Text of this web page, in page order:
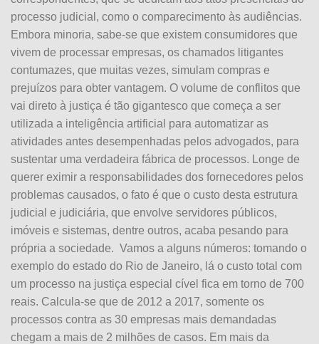
processo judicial, como o comparecimento às audiências.
Embora minoria, sabe-se que existem consumidores que
vivem de processar empresas, os chamados litigantes
contumazes, que muitas vezes, simulam compras e
prejuízos para obter vantagem. O volume de conflitos que
vai direto à justiça é tão gigantesco que começa a ser
utilizada a inteligência artificial para automatizar as
atividades antes desempenhadas pelos advogados, para
sustentar uma verdadeira fábrica de processos. Longe de
querer eximir a responsabilidades dos fornecedores pelos
problemas causados, o fato é que o custo desta estrutura
judicial e judiciária, que envolve servidores públicos,
imóveis e sistemas, dentre outros, acaba pesando para
própria a sociedade. Vamos a alguns números: tomando o
exemplo do estado do Rio de Janeiro, lá o custo total com
um processo na justiça especial cível fica em torno de 700
reais. Calcula-se que de 2012 a 2017, somente os
processos contra as 30 empresas mais demandadas
chegam a mais de 2 milhões de casos. Em mais da